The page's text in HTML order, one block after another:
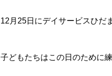
12月25日にデイサービスひだ
子どもたちはこの日のために